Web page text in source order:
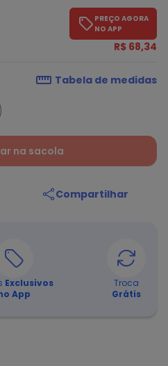
PREÇO AGORA
NO APP
R$ 68,34
Tabela de medidas
na sacola
Compartilhar
Exclusivos
App
Troca
Grátis